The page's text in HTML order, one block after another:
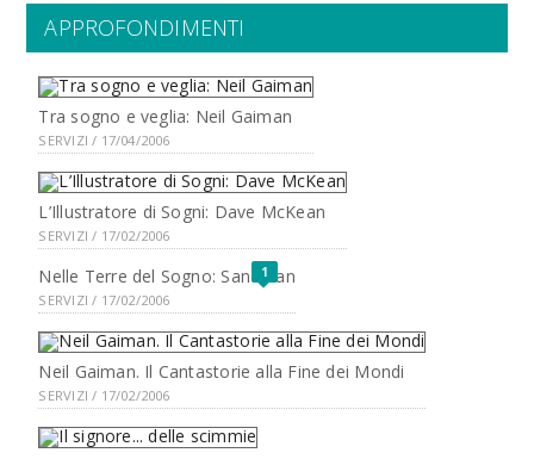
APPROFONDIMENTI
Tra sogno e veglia: Neil Gaiman
SERVIZI / 17/04/2006
L’Illustratore di Sogni: Dave McKean
SERVIZI / 17/02/2006
1
Nelle Terre del Sogno: Sandman
SERVIZI / 17/02/2006
Neil Gaiman. Il Cantastorie alla Fine dei Mondi
SERVIZI / 17/02/2006